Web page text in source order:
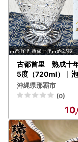
古都首里 熟成十
5度（720ml）｜
穂 人気 酒
沖縄県那覇市
(0)